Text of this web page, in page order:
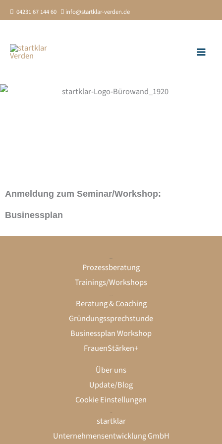
Zum
Inhalt
04231 67 144 60 info@startklar-verden.de
Anmeldung zum Seminar/Workshop:
Businessplan
Prozessberatung
Trainings/Workshops
Beratung & Coaching
Gründungssprechstunde
Businessplan Workshop
FrauenStärken+
Über uns
Update/Blog
Cookie Einstellungen
startklar
Unternehmensentwicklung GmbH